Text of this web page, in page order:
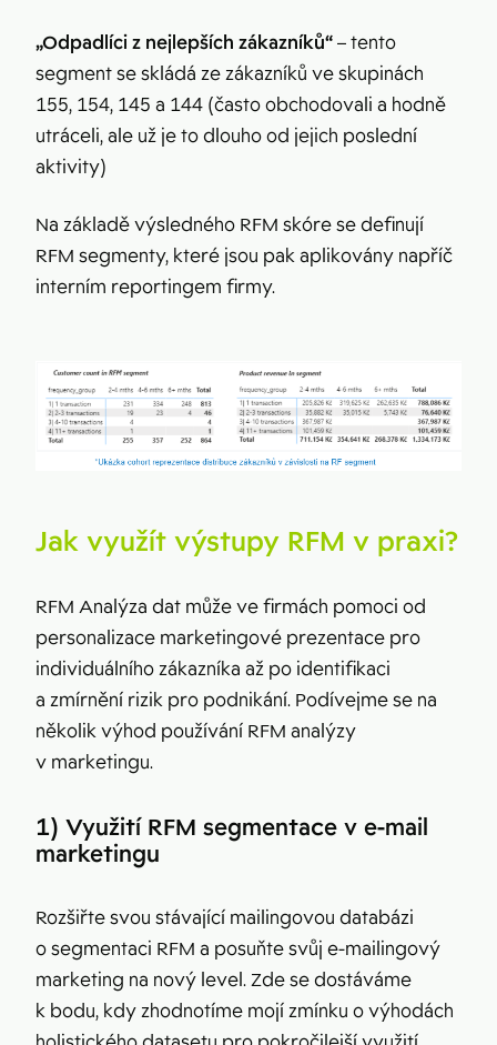
„Odpadlíci z nejlepších zákazníků“– tento
segment se skládá ze zákazníků ve skupinách
155, 154, 145 a 144 (často obchodovali a hodně
utráceli, ale už je to dlouho od jejich poslední
aktivity)
Na základě výsledného RFM skóre se definují
RFM segmenty, které jsou pak aplikovány napříč
interním reportingem firmy.
Jak využít výstupy RFM v praxi?
RFM Analýza dat může ve firmách pomoci od
personalizace marketingové prezentace pro
individuálního zákazníka až po identifikaci
a zmírnění rizik pro podnikání. Podívejme se na
několik výhod používání RFM analýzy
v marketingu.
1) Využití RFM segmentace v e-mail
marketingu
Rozšiřte svou stávající mailingovou databázi
o segmentaci RFM a posuňte svůj e-mailingový
marketing na nový level. Zde se dostáváme
k bodu, kdy zhodnotíme mojí zmínku o výhodách